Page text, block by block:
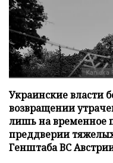
Украинские власти
возвращении
лишь на временное
преддверии
Генштаба ВС